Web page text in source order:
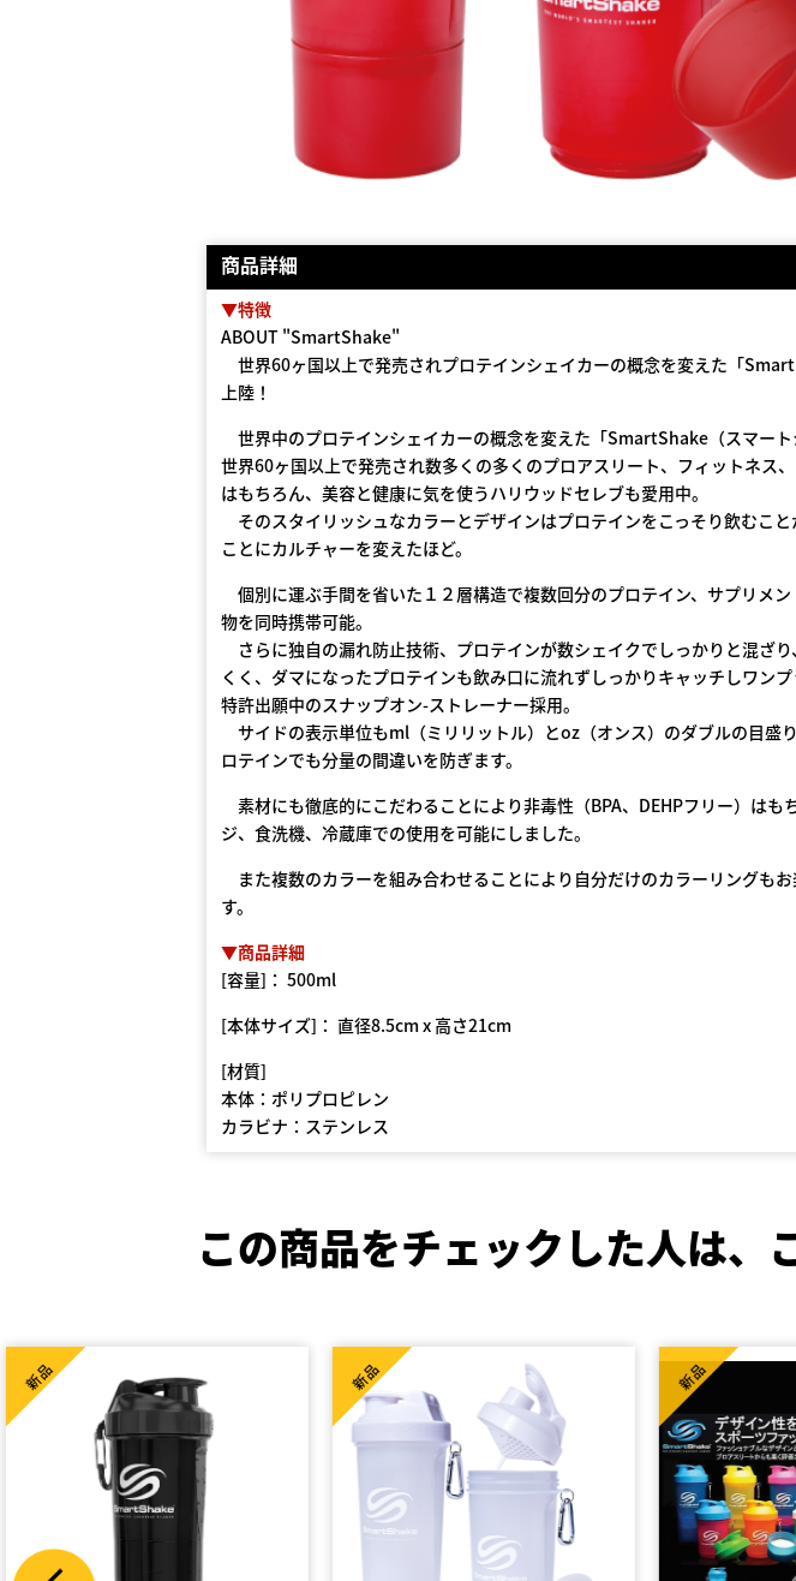
商品詳細
▼特徴
ABOUT "SmartShake"
世界60ヶ国以上で発売されプロテインシェイカーの概念を変えた「
上陸！
世界中のプロテインシェイカーの概念を変えた「SmartShake（スマー
世界60ヶ国以上で発売され数多くの多くのプロアスリート、フィットネス
はもちろん、美容と健康に気を使うハリウッドセレブも愛用中。
そのスタイリッシュなカラーとデザインはプロテインをこっそり飲むこ
ことにカルチャーを変えたほど。
個別に運ぶ手間を省いた１２層構造で複数回分のプロテイン、サプリメ
物を同時携帯可能。
さらに独自の漏れ防止技術、プロテインが数シェイクでしっかりと混ざ
くく、ダマになったプロテインも飲み口に流れずしっかりキャッチしワン
特許出願中のスナップオン-ストレーナー採用。
サイドの表示単位もml（ミリリットル）とoz（オンス）のダブルの目盛
ロテインでも分量の間違いを防ぎます。
素材にも徹底的にこだわることにより非毒性（BPA、DEHPフリー）はも
ジ、食洗機、冷蔵庫での使用を可能にしました。
また複数のカラーを組み合わせることにより自分だけのカラーリングもお
す。
▼商品詳細
[容量]： 500ml
[本体サイズ]： 直径8.5cm x 高さ21cm
[材質]
本体：ポリプロピレン
カラビナ：ステンレス
この商品をチェックした人は、